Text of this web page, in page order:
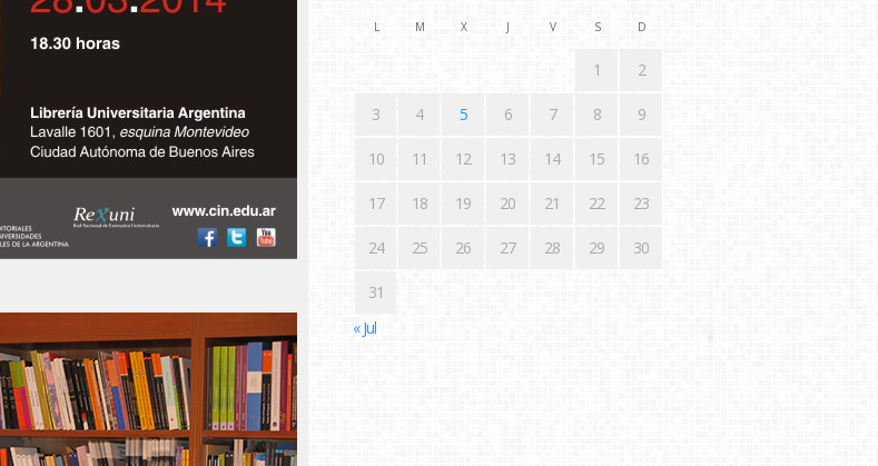
L M X J V S D
1 2
3 4 5 6 7 8 9
10 11 12 13 14 15 16
17 18 19 20 21 22 23
24 25 26 27 28 29 30
31
« Jul